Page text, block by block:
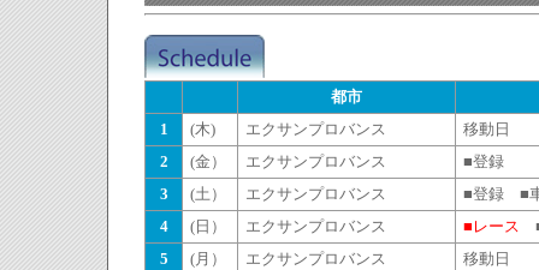
都市
1
(木) エクサンプロバンス
移動日
2
(金） エクサンプロバンス
■登録
3
(土） エクサンプロバンス
■登録 ■
4
(日） エクサンプロバンス ■レース
5
(月） エクサンプロバンス
移動日